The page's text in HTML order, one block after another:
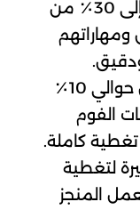
تشكل تكلفة العمالة حوالي 20 إلى 30٪ من
ومهاراتهم
تشمل المعدات اللازمة للتطبيق حوالي 10٪
الفوم
كاملة.
لتغطية
المنجز